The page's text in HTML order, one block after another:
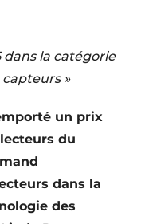
dans la catégorie
»
un prix
du
dans la
des